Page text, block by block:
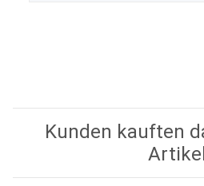
Kunden kauften